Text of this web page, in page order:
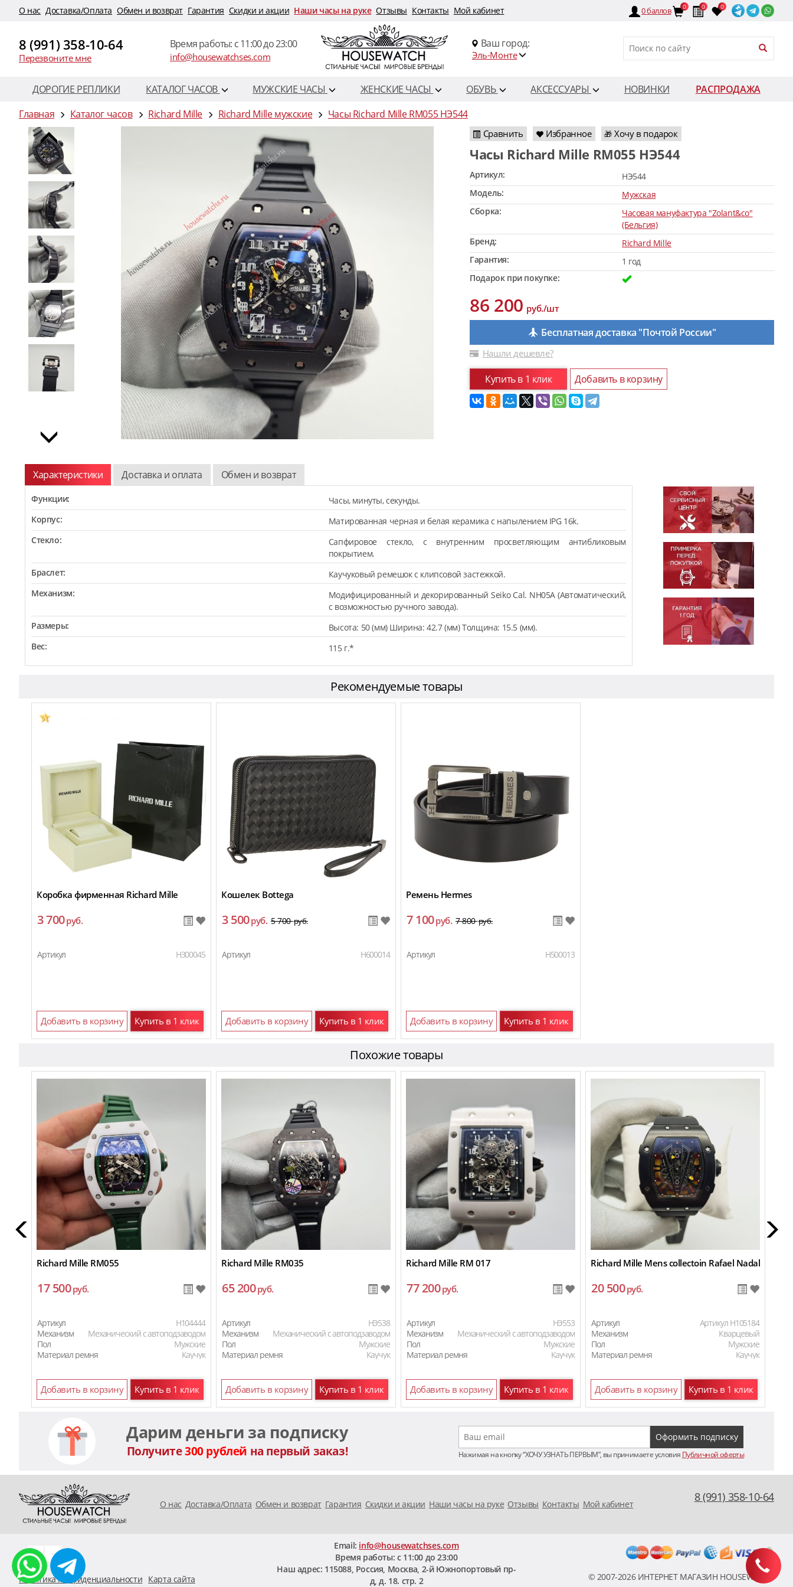
O нас Доставка/Оплата Обмен и возврат Гарантия Скидки и акции Наши часы на руке Отзывы Контакты Мой кабинет 0баллов 0 0 0
8 (991) 358-10-64
Перезвоните мне
Время работы: c 11:00 до 23:00
info@housewatchses.com
Ваш город:
Эль-Монте
ДОРОГИЕ РЕПЛИКИ КАТАЛОГ ЧАСОВ МУЖСКИЕ ЧАСЫ ЖЕНСКИЕ ЧАСЫ ОБУВЬ АКСЕССУАРЫ НОВИНКИ
РАСПРОДАЖА
Главная
Каталог часов Richard Mille Richard Mille мужские Часы Richard Mille RM055 HЭ544
Сравнить Избранное 🎁 Хочу в подарок
Часы Richard Mille RM055 HЭ544
Артикул:
HЭ544
Модель:
Мужская
Сборка:
Часовая мануфактура "Zolant&co"
(Бельгия)
Бренд:
Richard Mille
Гарантия:
1 год
Подарок при покупке:
86 200руб./шт
Бесплатная доставка "Почтой России"
Нашли дешевле?
Купить в 1 клик Добавить в корзину
Характеристики Доставка и оплата Обмен и возврат
Функции:
Часы, минуты, секунды.
Корпус:
Матированная черная и белая керамика с напылением IPG 16k.
Стекло:
Сапфировое стекло, с внутренним просветляющим антибликовым
покрытием.
Браслет:
Каучуковый ремешок с клипсовой застежкой.
Механизм:
Модифицированный и декорированный Seiko Cal. NH05A (Автоматический,
с возможностью ручного завода).
Размеры:
Высота: 50 (мм) Ширина: 42.7 (мм) Толщина: 15.5 (мм).
Вес:
115 г.*
Рекомендуемые товары
Коробка фирменная Richard Mille
3 700руб.
Артикул H300045
Добавить в корзину Купить в 1 клик
Кошелек Bottega
3 500руб. 5 700руб.
Артикул H600014
Добавить в корзину Купить в 1 клик
Ремень Hermes
7 100руб. 7 800руб.
Артикул H500013
Добавить в корзину Купить в 1 клик
Похожие товары
Richard Mille RM055
17 500руб.
Артикул
H104444
Механизм
Механический с автоподзаводом
Пол
Мужские
Материал ремня
Каучук
Добавить в корзину Купить в 1 клик
Richard Mille RM035
65 200руб.
Артикул
HЭ538
Механизм
Механический с автоподзаводом
Пол
Мужские
Материал ремня
Каучук
Добавить в корзину Купить в 1 клик
Richard Mille RM 017
77 200руб.
Артикул
HЭ553
Механизм
Механический с автоподзаводом
Пол
Мужские
Материал ремня
Каучук
Добавить в корзину Купить в 1 клик
Richard Mille Mens collectoin Rafael Nadal
20 500руб.
Артикул
Артикул H105184
Механизм
Кварцевый
Пол
Мужские
Материал ремня
Каучук
Добавить в корзину Купить в 1 клик
Дарим деньги за подписку
Получите300 рублей на первый заказ! Нажимая на кнопку “ХОЧУ УЗНАТЬ ПЕРВЫМ”, вы принимаете условия Публичной оферты
O нас Доставка/Оплата Обмен и возврат Гарантия Скидки и акции Наши часы на руке Отзывы Контакты Мой кабинет
8 (991) 358-10-64
Политика конфиденциальности Карта сайта
Email: info@housewatchses.com
Время работы: c 11:00 до 23:00
Наш адрес: 115088, Россия, Москва 2-й Южнопортовый пр-
д, д. 18. стр. 2
© 2007-2026 ИНТЕРНЕТ МАГАЗИН HOUSEWATCH